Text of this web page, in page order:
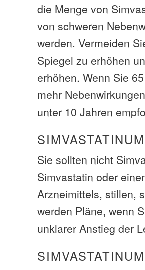
die Menge von
von schweren
werden. Vermeiden
Spiegel zu erhöhen
erhöhen. Wenn Sie
mehr
unter 10 Jahren
Sie sollten nicht
Simvastatin oder
Arzneimittels, stillen,
werden Pläne, wenn
unklarer Anstieg der